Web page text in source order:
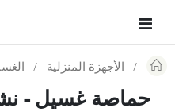
Toggle
الأجهزة المنزلية
حماصة غسيل -